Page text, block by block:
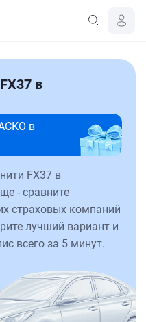
в
в
FX37 в
- сравните
страховых компаний
лучший вариант и
всего за 5 минут.